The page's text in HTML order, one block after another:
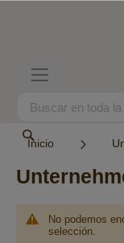
Search
Inicio
No podemos
selección.